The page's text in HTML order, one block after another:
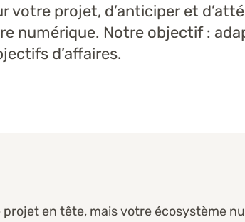
projet, d’anticiper et
numérique. Notre objectif :
d’affaires.
projet en tête, mais votre écosystème